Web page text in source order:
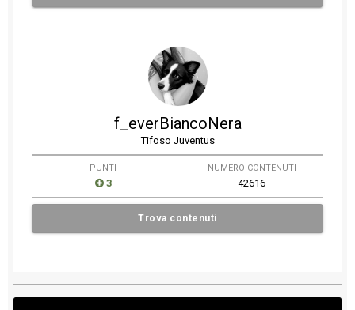
f_everBiancoNera
Tifoso Juventus
PUNTI
3
NUMERO CONTENUTI
42616
Trova contenuti